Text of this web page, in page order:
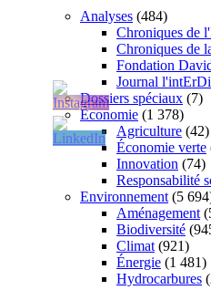
Analyses (484)
Chroniques de
Chroniques de
Fondation
Journal
Dossiers spéciaux (7)
Économie (1 378)
Agriculture (42)
Économie verte
Innovation (74)
Responsabilité
Environnement (5
Aménagement
Biodiversité
Climat (921)
Énergie (1 481)
Hydrocarbures